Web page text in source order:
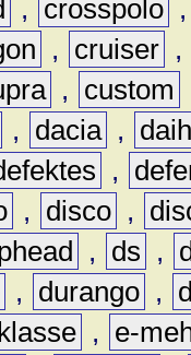
, crosspolo
, cruiser ,
, custom
, dacia ,
,
, disco ,
, ds ,
, durango ,
,
e-